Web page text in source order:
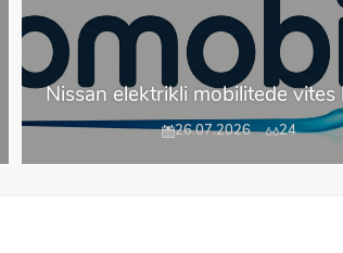
Nissan elektrikli mobilitede vites
26.07.2026 24